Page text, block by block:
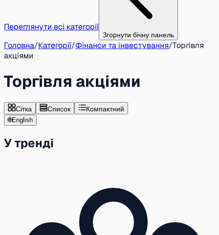
Переглянути всі категорії
Згорнути бічну панель
Головна/Категорії/Фінанси та інвестування/Торгівля
акціями
Торгівля акціями
Сітка Список Компактний
🌐English
У тренді